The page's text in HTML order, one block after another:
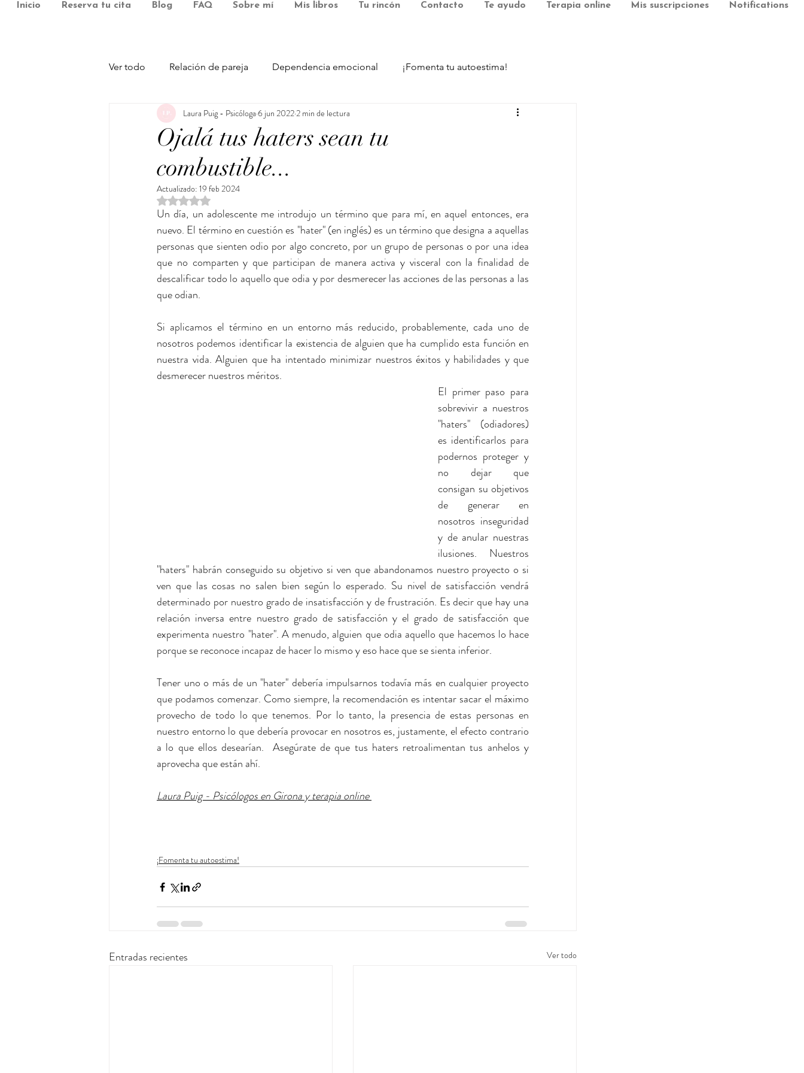
Inicio Reserva tu cita Blog FAQ Sobre mí Mis libros Tu rincón Contacto Te ayudo Terapia online Mis suscripciones Notifications
Ver todo Relación de pareja Dependencia emocional ¡Fomenta tu autoestima!
Relaciones e inteligencia emocional Emociones tóxicas Gestión del tiempo y productividad
Psicología Positiva Salud Mental
Ojalá tus haters sean tu
combustible...
Laura Puig - Psicóloga 6 jun 20222 min de lectura
Actualizado: 19 feb 2024
Obtuvo NaN de 5 estrellas.
Un día, un adolescente me introdujo un término que para mí, en aquel entonces, era
nuevo. El término en cuestión es "hater" (en inglés) es un término que designa a aquellas
personas que sienten odio por algo concreto, por un grupo de personas o por una idea
que no comparten y que participan de manera activa y visceral con la finalidad de
descalificar todo lo aquello que odia y por desmerecer las acciones de las personas a las
que odian.
Si aplicamos el término en un entorno más reducido, probablemente, cada uno de
nosotros podemos identificar la existencia de alguien que ha cumplido esta función en
nuestra vida. Alguien que ha intentado minimizar nuestros éxitos y habilidades y que
desmerecer nuestros méritos.
El primer paso para
sobrevivir a nuestros
"haters" (odiadores)
es identificarlos para
podernos proteger y
no dejar que
consigan su objetivos
de generar en
nosotros inseguridad
y de anular nuestras
ilusiones. Nuestros
"haters" habrán conseguido su objetivo si ven que abandonamos nuestro proyecto o si
ven que las cosas no salen bien según lo esperado. Su nivel de satisfacción vendrá
determinado por nuestro grado de insatisfacción y de frustración. Es decir que hay una
relación inversa entre nuestro grado de satisfacción y el grado de satisfacción que
experimenta nuestro "hater". A menudo, alguien que odia aquello que hacemos lo hace
porque se reconoce incapaz de hacer lo mismo y eso hace que se sienta inferior.
Tener uno o más de un "hater" debería impulsarnos todavía más en cualquier proyecto
que podamos comenzar. Como siempre, la recomendación es intentar sacar el máximo
provecho de todo lo que tenemos. Por lo tanto, la presencia de estas personas en
nuestro entorno lo que debería provocar en nosotros es, justamente, el efecto contrario
a lo que ellos desearían.  Asegúrate de que tus haters retroalimentan tus anhelos y
aprovecha que están ahí.
Laura Puig - Psicólogos en Girona y terapia online
¡Fomenta tu autoestima!
Entradas recientes Ver todo